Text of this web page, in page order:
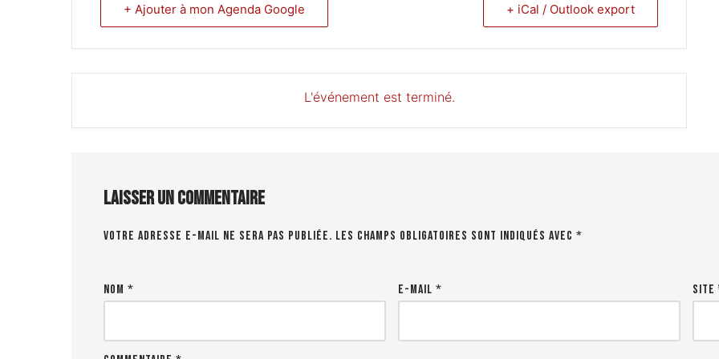
+ Ajouter à mon Agenda Google + iCal / Outlook export
L'événement est terminé.
Laisser un commentaire
Votre adresse e-mail ne sera pas publiée. Les champs obligatoires sont indiqués avec *
Nom * E-mail * Site